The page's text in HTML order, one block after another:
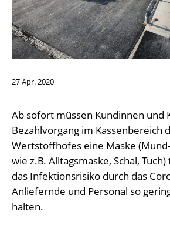
27Apr. 2020
Ab sofort müssen Kundinnen und
Bezahlvorgang im Kassenbereich
Wertstoffhofes eine Maske
wie z.B. Alltagsmaske, Schal,
das Infektionsrisiko durch das
Anliefernde und Personal so
halten.